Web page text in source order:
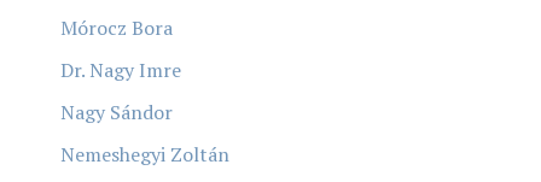
Mórocz Bora
Dr. Nagy Imre
Nagy Sándor
Nemeshegyi Zoltán